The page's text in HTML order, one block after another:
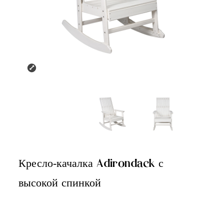
Кресло-качалка Adirondack с
высокой спинкой